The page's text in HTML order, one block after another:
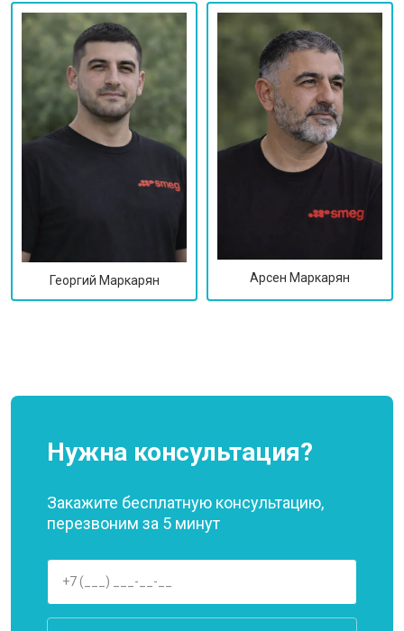
Георгий Маркарян Арсен Маркарян
Нужна консультация?
Закажите бесплатную консультацию,
перезвоним за 5 минут